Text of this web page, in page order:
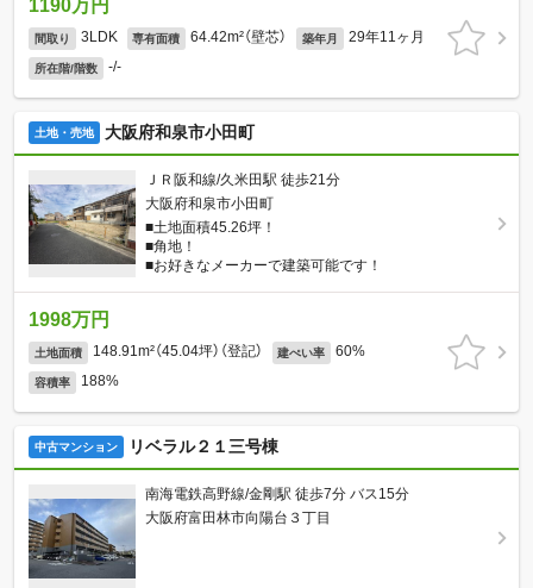
1190万円
間取り 3LDK 専有面積 64.42m²（壁芯） 築年月 29年11ヶ月
所在階/階数 -/-
土地・売地 大阪府和泉市小田町
ＪＲ阪和線/久米田駅 徒歩21分
大阪府和泉市小田町
■土地面積45.26坪！
■角地！
■お好きなメーカーで建築可能です！
1998万円
土地面積 148.91m²（45.04坪）（登記） 建ぺい率 60%
容積率 188%
中古マンション リベラル２１三号棟
南海電鉄高野線/金剛駅 徒歩7分 バス15分
大阪府富田林市向陽台３丁目